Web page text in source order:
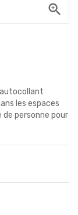
zoom_in
les espaces
personne pour